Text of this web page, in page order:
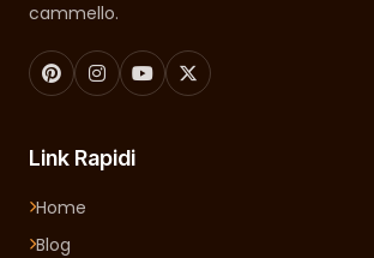
cammello.
Link Rapidi
Home
Blog